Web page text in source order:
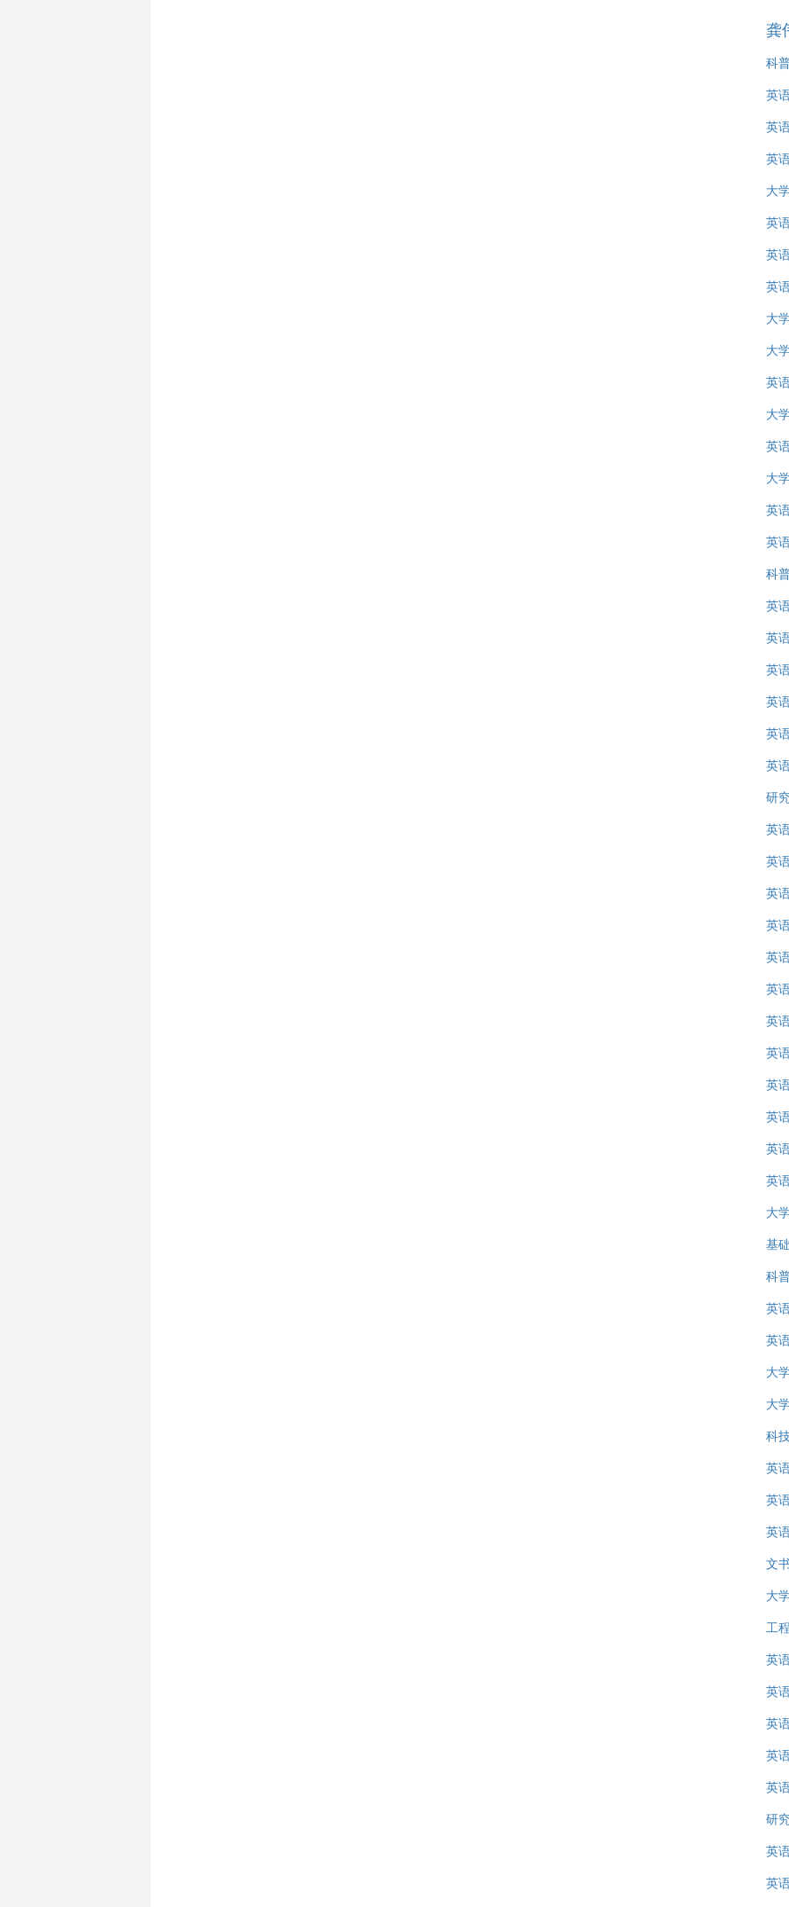
龚
科
英
英
英
大
英
英
英
大
大
英
大
英
大
英
英
科
英
英
英
英
英
英
研
英
英
英
英
英
英
英
英
英
英
英
英
大
基
科
英
英
大
大
科
英
英
英
文
大
工
英
英
英
英
英
研
英
英